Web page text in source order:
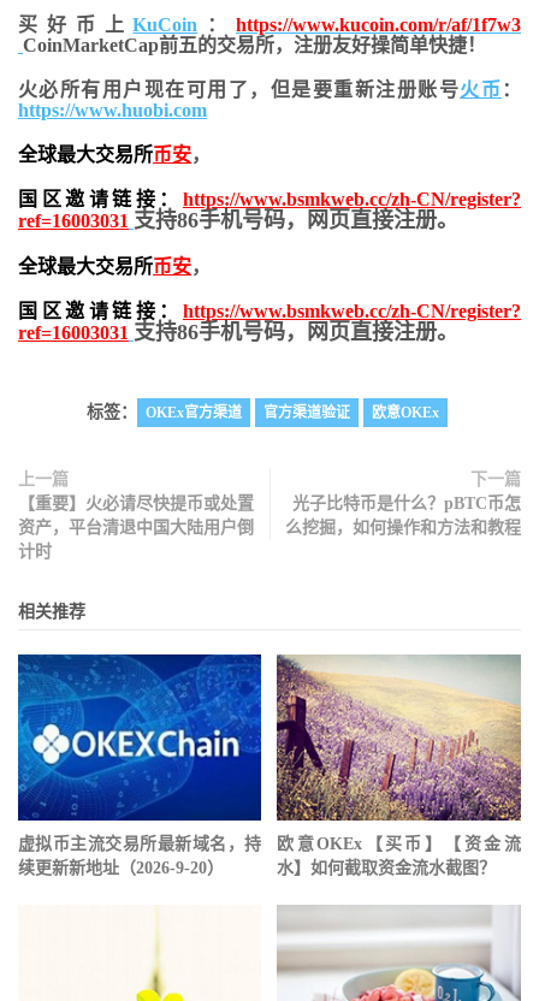
买好币上KuCoin ：https://www.kucoin.com/r/af/1f7w3
CoinMarketCap前五的交易所，注册友好操简单快捷！
火必所有用户现在可用了，但是要重新注册账号火币 ：
https://www.huobi.com
全球最大交易所币安，
国区邀请链接： https://www.bsmkweb.cc/zh-CN/register?
ref=16003031 支持86手机号码，网页直接注册。
全球最大交易所币安，
国区邀请链接： https://www.bsmkweb.cc/zh-CN/register?
ref=16003031 支持86手机号码，网页直接注册。
标签： OKEx官方渠道 官方渠道验证 欧意OKEx
上一篇
【重要】火必请尽快提币或处置
资产，平台清退中国大陆用户倒
计时
下一篇
光子比特币是什么？pBTC币怎
么挖掘，如何操作和方法和教程
相关推荐
虚拟币主流交易所最新域名，持
续更新新地址（2026-9-20）
欧意OKEx【买币】【资金流
水】如何截取资金流水截图？